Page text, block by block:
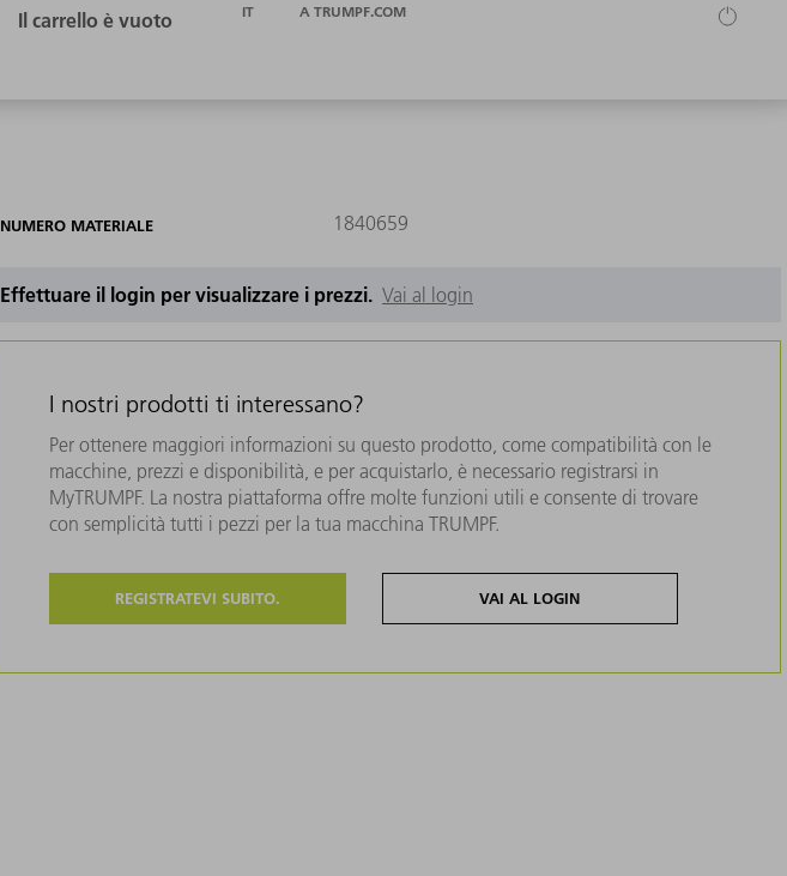
IT A TRUMPF.COM
NUMERO MATERIALE 1840659
Effettuare il login per visualizzare i prezzi. Vai al login
I nostri prodotti ti interessano?
Per ottenere maggiori informazioni su questo prodotto, come compatibilità con le
macchine, prezzi e disponibilità, e per acquistarlo, è necessario registrarsi in
MyTRUMPF. La nostra piattaforma offre molte funzioni utili e consente di trovare
con semplicità tutti i pezzi per la tua macchina TRUMPF.
REGISTRATEVI SUBITO. VAI AL LOGIN